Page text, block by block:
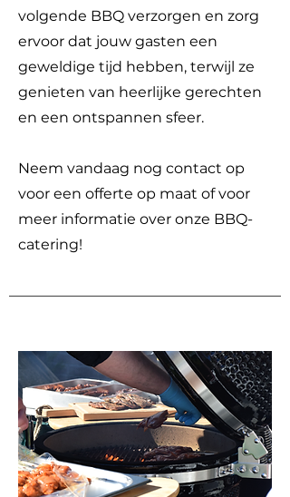
volgende BBQ verzorgen en zorg
ervoor dat jouw gasten een
geweldige tijd hebben, terwijl ze
genieten van heerlijke gerechten
en een ontspannen sfeer.
Neem vandaag nog contact op
voor een offerte op maat of voor
meer informatie over onze BBQ-
catering!